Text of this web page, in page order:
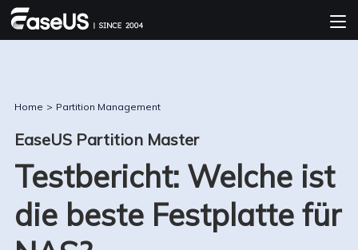
Home > Partition Management
EaseUS Partition Master
Testbericht: Welche ist
die beste Festplatte für